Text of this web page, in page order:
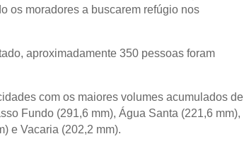
os moradores a buscarem refúgio nos
aproximadamente 350 pessoas foram
com os maiores volumes acumulados de
Fundo (291,6 mm), Água Santa (221,6 mm),
e Vacaria (202,2 mm).